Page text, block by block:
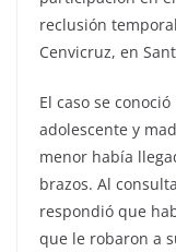
reclusión
Cenvicruz, en
El caso se
adolescente y
menor había
brazos. Al
respondió que
que le robaron a